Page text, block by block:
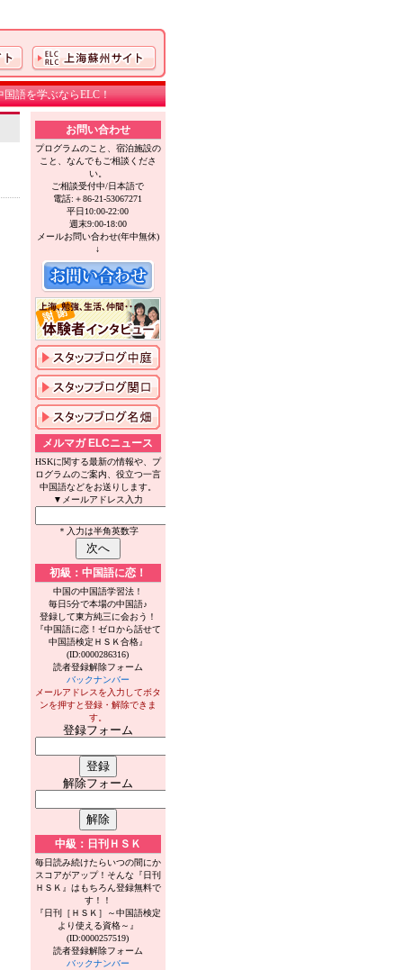
語を学ぶならELC！
お問い合わせ
プログラムのこと、宿泊施設の
こと、なんでもご相談くださ
い。
ご相談受付中/日本語で
電話:＋86-21-53067271
平日10:00-22:00
週末9:00-18:00
メールお問い合わせ(年中無休)
↓
メルマガ ELCニュース
HSKに関する最新の情報や、プ
ログラムのご案内、役立つ一言
中国語などをお送りします。
▼メールアドレス入力
＊入力は半角英数字
初級：中国語に恋！
中国の中国語学習法！
毎日5分で本場の中国語♪
登録して東方純三に会おう！
『中国語に恋！ゼロから話せて
中国語検定ＨＳＫ合格』
(ID:0000286316)
読者登録解除フォーム
バックナンバー
メールアドレスを入力してボタ
ンを押すと登録・解除できま
す。
登録フォーム
解除フォーム
中級：日刊ＨＳＫ
毎日読み続けたらいつの間にか
スコアがアップ！そんな『日刊
ＨＳＫ』はもちろん登録無料で
す！！
『日刊［ＨＳＫ］～中国語検定
より使える資格～』
(ID:0000257519)
読者登録解除フォーム
バックナンバー